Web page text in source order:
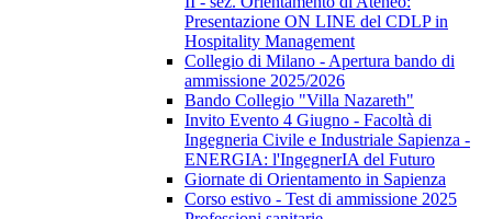
Presentazione ON LINE del CDLP in
Hospitality Management
Collegio di Milano - Apertura bando di
ammissione 2025/2026
Bando Collegio "Villa Nazareth"
Invito Evento 4 Giugno - Facoltà di
Ingegneria Civile e Industriale Sapienza -
ENERGIA: l'IngegnerIA del Futuro
Giornate di Orientamento in Sapienza
Corso estivo - Test di ammissione 2025